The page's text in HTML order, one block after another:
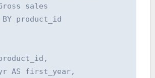
sales
product_id
AS first_year,